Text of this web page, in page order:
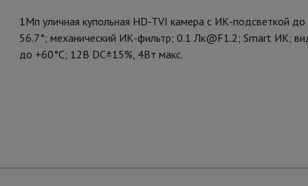
1Мп уличная купольная HD-TVI камера с ИК-подсветкой
56.7°; механический ИК-фильтр; 0.1 Лк@F1.2; Smart ИК;
до +60°С; 12В DC±15%, 4Вт макс.